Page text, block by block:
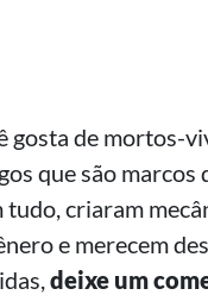
gosta de mortos-
que são marcos
tudo, criaram
e merecem
deixe um